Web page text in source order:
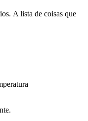
A lista de coisas que